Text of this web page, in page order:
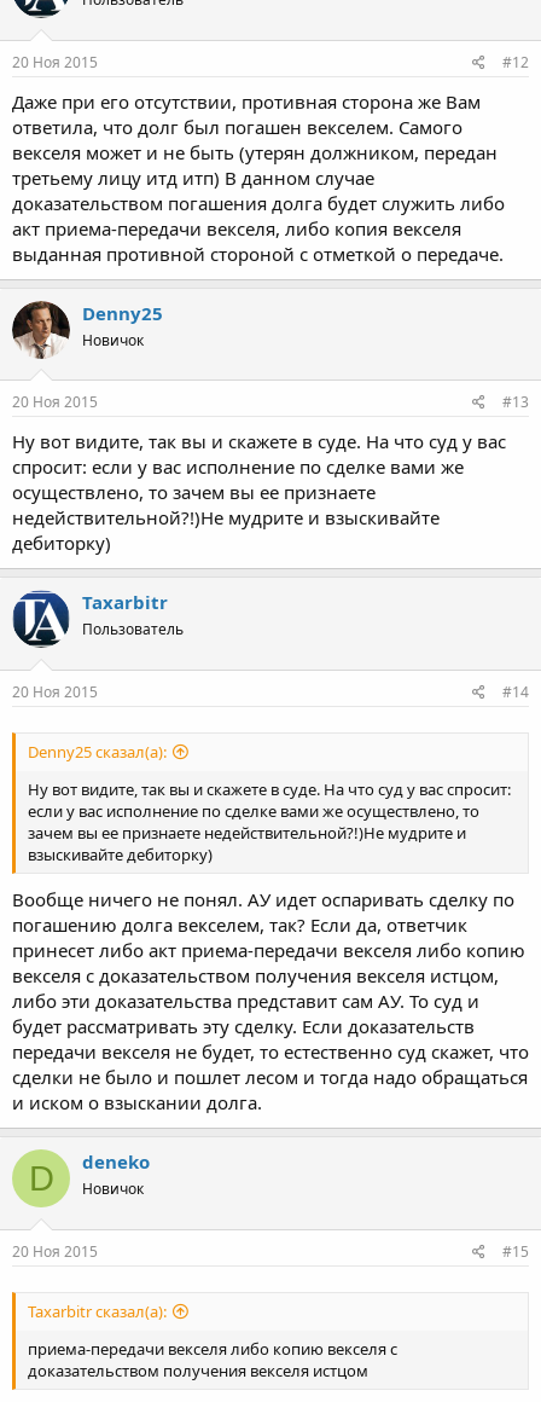
20 Ноя 2015 #12
Даже при его отсутствии, противная сторона же Вам
ответила, что долг был погашен векселем. Самого
векселя может и не быть (утерян должником, передан
третьему лицу итд итп) В данном случае
доказательством погашения долга будет служить либо
акт приема-передачи векселя, либо копия векселя
выданная противной стороной с отметкой о передаче.
Denny25
Новичок
20 Ноя 2015 #13
Ну вот видите, так вы и скажете в суде. На что суд у вас
спросит: если у вас исполнение по сделке вами же
осуществлено, то зачем вы ее признаете
недействительной?!)Не мудрите и взыскивайте
дебиторку)
Taxarbitr
Пользователь
20 Ноя 2015 #14
Denny25 сказал(а):
Ну вот видите, так вы и скажете в суде. На что суд у вас спросит:
если у вас исполнение по сделке вами же осуществлено, то
зачем вы ее признаете недействительной?!)Не мудрите и
взыскивайте дебиторку)
Вообще ничего не понял. АУ идет оспаривать сделку по
погашению долга векселем, так? Если да, ответчик
принесет либо акт приема-передачи векселя либо копию
векселя с доказательством получения векселя истцом,
либо эти доказательства представит сам АУ. То суд и
будет рассматривать эту сделку. Если доказательств
передачи векселя не будет, то естественно суд скажет, что
сделки не было и пошлет лесом и тогда надо обращаться
и иском о взыскании долга.
D deneko
Новичок
20 Ноя 2015 #15
Taxarbitr сказал(а):
приема-передачи векселя либо копию векселя с
доказательством получения векселя истцом